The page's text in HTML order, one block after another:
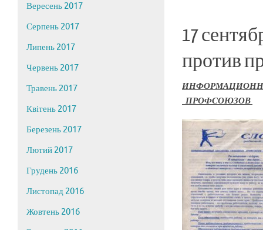
17
против
ПРОФСОЮЗОВ
Вересень 2017
Серпень 2017
Липень 2017
Червень 2017
Травень 2017
Квітень 2017
Березень 2017
Лютий 2017
Грудень 2016
Листопад 2016
Жовтень 2016